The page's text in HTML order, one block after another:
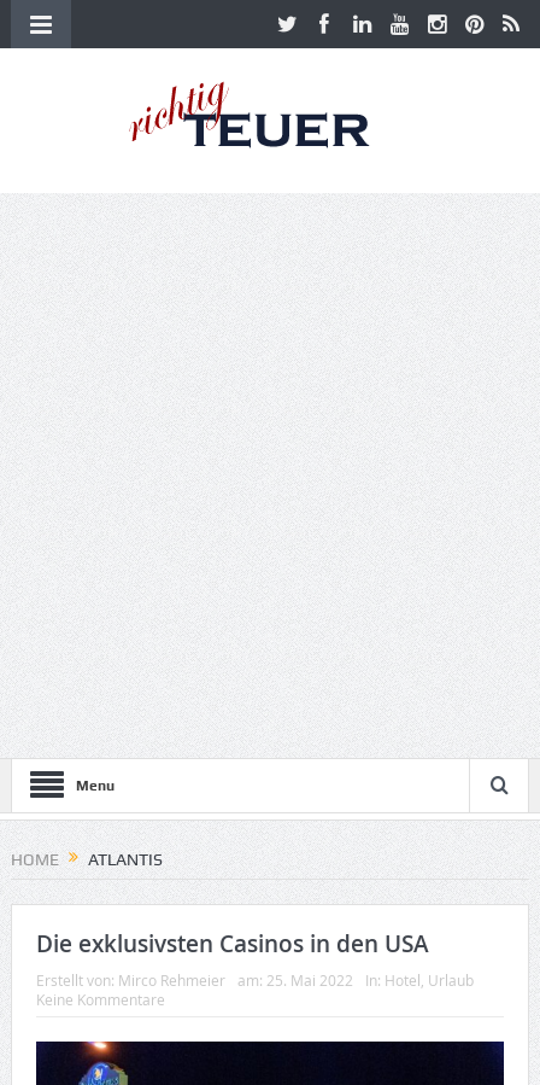
Menu
HOME ATLANTIS
Die exklusivsten Casinos in den USA
Erstellt von: Mirco Rehmeier am: 25. Mai 2022 In: Hotel Urlaub
Keine Kommentare